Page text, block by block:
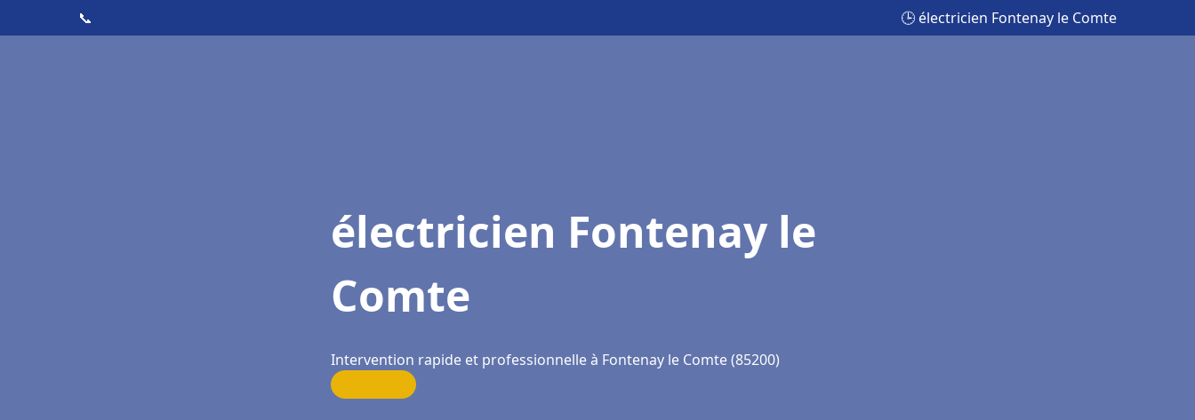
📞 🕒 électricien Fontenay le Comte
électricien Fontenay le
Comte
Intervention rapide et professionnelle à Fontenay le Comte (85200)